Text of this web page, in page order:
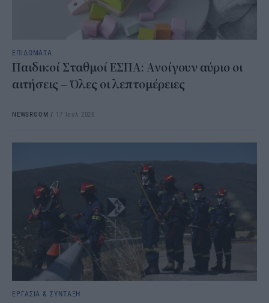
ΕΠΙΔΟΜΑΤΑ
Παιδικοί Σταθμοί ΕΣΠΑ: Ανοίγουν αύριο οι
αιτήσεις – Όλες οι λεπτομέρειες
NEWSROOM / 17 Ιουλ 2026
ΕΡΓΑΣΙΑ & ΣΥΝΤΑΞΗ